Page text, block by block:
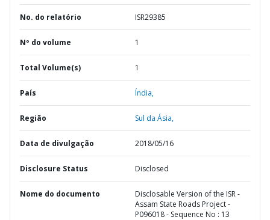
No. do relatório ISR29385
Nº do volume 1
Total Volume(s) 1
País Índia,
Região Sul da Ásia,
Data de divulgação 2018/05/16
Disclosure Status Disclosed
Nome do documento
Disclosable Version of the ISR -
Assam State Roads Project -
P096018 - Sequence No : 13